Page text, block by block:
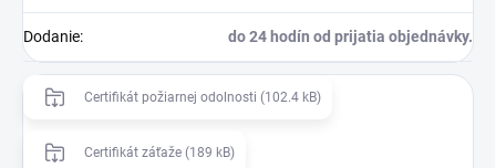
Dodanie: do 24 hodín od prijatia objednávky.
Certifikát požiarnej odolnosti (102.4 kB)
Certifikát záťaže (189 kB)